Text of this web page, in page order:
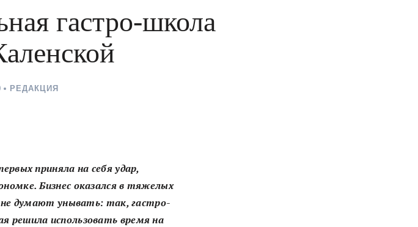
гастро-школа
РЕДАКЦИЯ
приняла на себя удар,
Бизнес оказался в тяжелых
не думают унывать: так, гастро-
решила использовать время на